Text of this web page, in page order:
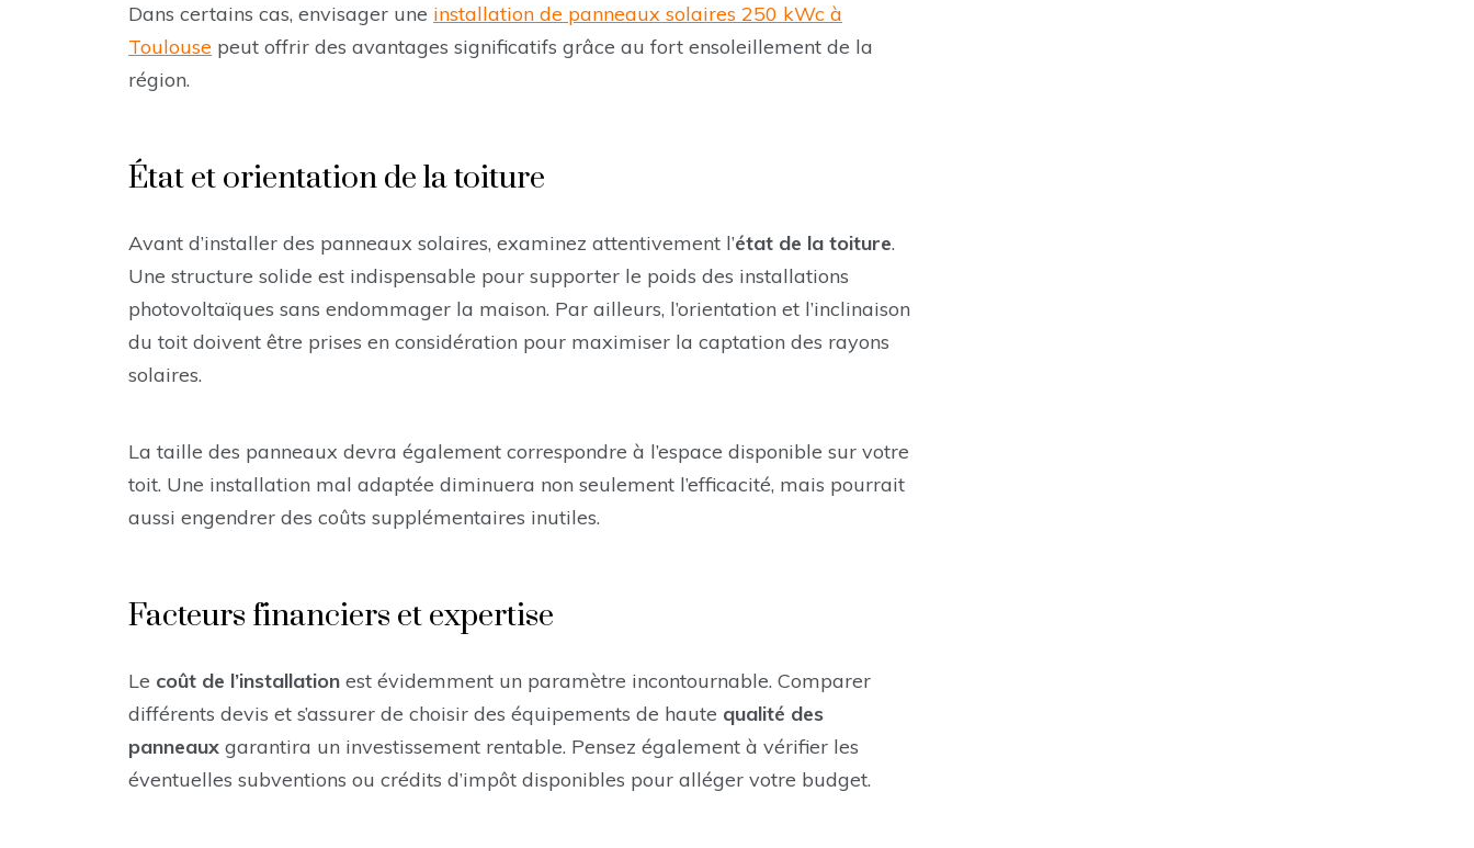
Dans certains cas, envisager une installation de panneaux solaires 250 kWc à
Toulouse peut offrir des avantages significatifs grâce au fort ensoleillement de la
région.
État et orientation de la toiture
Avant d’installer des panneaux solaires, examinez attentivement l’état de la toiture.
Une structure solide est indispensable pour supporter le poids des installations
photovoltaïques sans endommager la maison. Par ailleurs, l’orientation et l’inclinaison
du toit doivent être prises en considération pour maximiser la captation des rayons
solaires.
La taille des panneaux devra également correspondre à l’espace disponible sur votre
toit. Une installation mal adaptée diminuera non seulement l’efficacité, mais pourrait
aussi engendrer des coûts supplémentaires inutiles.
Facteurs financiers et expertise
Le coût de l’installation est évidemment un paramètre incontournable. Comparer
différents devis et s’assurer de choisir des équipements de haute qualité des
panneaux garantira un investissement rentable. Pensez également à vérifier les
éventuelles subventions ou crédits d’impôt disponibles pour alléger votre budget.